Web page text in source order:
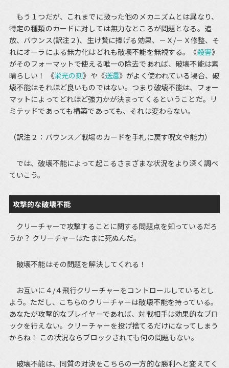
もう１つだが、これまでに扱った他のメカニズムとは異なり、
特定の種類のカードに対しては無力なところが問題となる。追
放、バウンス(訳注２)、生け贄に捧げる効果、－Ｘ/－Ｘ修整、そ
れにオーラによる無力化はどれも破壊不能を無視する。《殺害》
がそのフォーマットで使える唯一の除去であれば、破壊不能は素
晴らしい！ 《栄光の刻》や《送還》がよく使われている場合、破
壊不能はそれほど良いものではない。つまり破壊不能は、フォー
マットによってどれほど強力かが決まってくるということだ。リ
ミテッドであっても構築であっても、それは変わらない。
（訳注２：バウンス／戦場のカードを手札に戻す呪文や能力）
では、破壊不能によって起こるさまざまな状況をより深く調べ
ていこう。
攻撃的な破壊不能
クリーチャーで攻撃することに関する問題点を知っているだろ
うか？ クリーチャーはたまに死ぬんだ。
破壊不能はその問題を解決してくれる！
お互いに４/４飛行クリーチャーをコントロールしているとし
よう。ただし、こちらのクリーチャーは破壊不能を持っている。
あなたが攻撃的なプレイヤーであれば、対戦相手は効果的なブロ
ックを行えない。クリーチャーを投げ捨てるだけになってしまう
からね！ この状況ならブロックされても何の問題もない。
破壊不能は、同質の対決をこちらの一方的な勝利へと変えてく